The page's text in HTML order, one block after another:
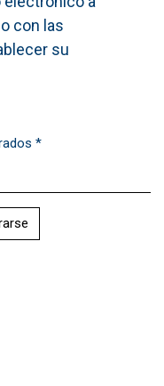
con las
su
*